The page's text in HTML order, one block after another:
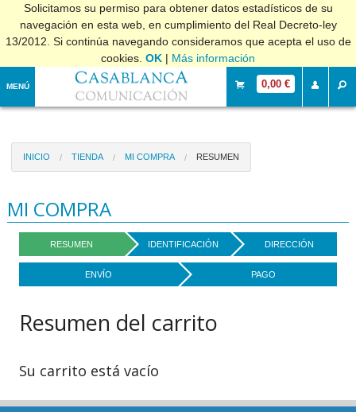
Solicitamos su permiso para obtener datos estadísticos de su
navegación en esta web, en cumplimiento del Real Decreto-ley
13/2012. Si continúa navegando consideramos que acepta el uso de
cookies. OK | Más información
MENÚ 0,00 €
INICIO TIENDA MI COMPRA RESUMEN
MI COMPRA
RESUMEN IDENTIFICACIÓN DIRECCIÓN
ENVÍO PAGO
Resumen del carrito
Su carrito está vacío